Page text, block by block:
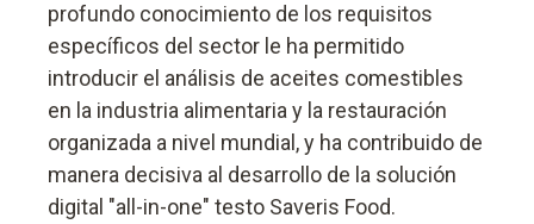
profundo conocimiento de los requisitos
específicos del sector le ha permitido
introducir el análisis de aceites comestibles
en la industria alimentaria y la restauración
organizada a nivel mundial, y ha contribuido de
manera decisiva al desarrollo de la solución
digital "all-in-one" testo Saveris Food.